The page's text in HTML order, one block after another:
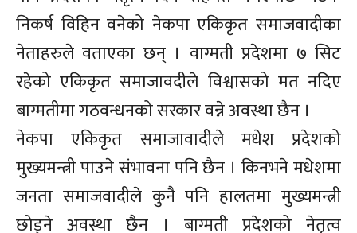
निकर्ष विहिन वनेको नेकपा एकिकृत समाजवादीका
नेताहरुले वताएका छन् । वाग्मती प्रदेशमा ७ सिट
रहेको एकिकृत समाजावदीले विश्वासको मत नदिए
बाग्मतीमा गठवन्धनको सरकार वन्ने अवस्था छैन ।
नेकपा एकिकृत समाजावादीले मधेश प्रदेशको
मुख्यमन्त्री पाउने संभावना पनि छैन । किनभने मधेशमा
जनता समाजवादीले कुनै पनि हालतमा मुख्यमन्त्री
छोड्ने अवस्था छैन । बाग्मती प्रदेशको नेतृत्व